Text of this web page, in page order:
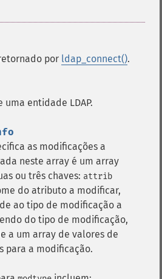
por ldap_connect().
entidade LDAP.
as modificações a
neste array é um array
ou três chaves: attrib
do atributo a modificar,
ao tipo de modificação a
do tipo de modificação,
a um array de valores de
para a modificação.